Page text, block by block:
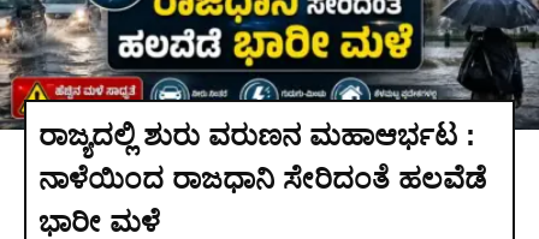
ರಾಜ್ಯದಲ್ಲಿ ಶುರು ವರುಣನ ಮಹಾಆರ್ಭಟ :
ನಾಳೆಯಿಂದ ರಾಜಧಾನಿ ಸೇರಿದಂತೆ ಹಲವೆಡೆ
ಭಾರೀ ಮಳೆ